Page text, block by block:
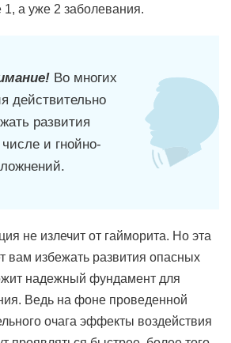
1, а уже 2 заболевания.
Во многих
действительно
развития
и гнойно-
не излечит от гайморита. Но эта
вам избежать развития опасных
надежный фундамент для
Ведь на фоне проведенной
очага эффекты воздействия